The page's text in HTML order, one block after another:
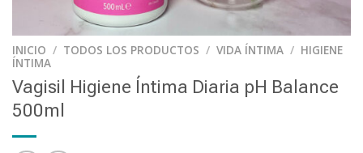
INICIO / TODOS LOS PRODUCTOS / VIDA ÍNTIMA / HIGIENE
ÍNTIMA
Vagisil Higiene Íntima Diaria pH Balance
500ml